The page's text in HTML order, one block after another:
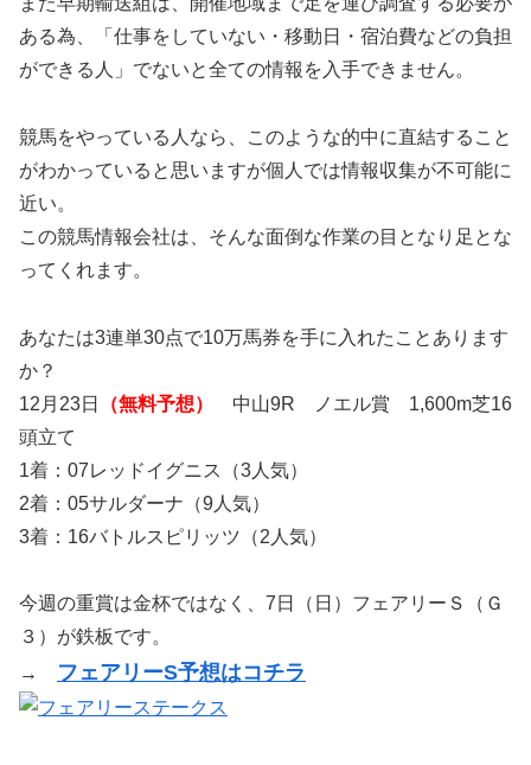
ある為、「仕事をしていない・移動日・宿泊費などの負担
ができる人」でないと全ての情報を入手できません。
競馬をやっている人なら、このような的中に直結すること
がわかっていると思いますが個人では情報収集が不可能に
近い。
この競馬情報会社は、そんな面倒な作業の目となり足とな
ってくれます。
あなたは3連単30点で10万馬券を手に入れたことあります
か？
12月23日
（無料予想）
中山9R ノエル賞 1,600m芝16
頭立て
1着：07レッドイグニス（3人気）
2着：05サルダーナ（9人気）
3着：16バトルスピリッツ（2人気）
今週の重賞は金杯ではなく、7日（日）フェアリーＳ（Ｇ
３）が鉄板です。
→
フェアリーS予想はコチラ